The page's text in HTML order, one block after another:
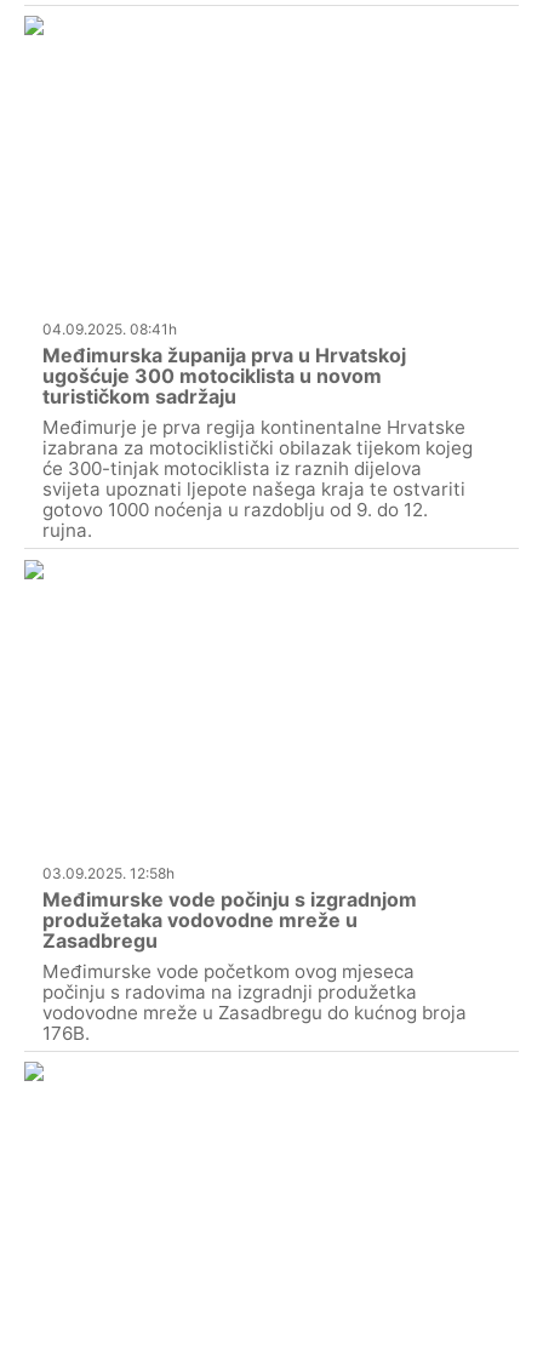
04.09.2025. 08:41h
Međimurska županija prva u Hrvatskoj
ugošćuje 300 motociklista u novom
turističkom sadržaju
Međimurje je prva regija kontinentalne Hrvatske
izabrana za motociklistički obilazak tijekom kojeg
će 300-tinjak motociklista iz raznih dijelova
svijeta upoznati ljepote našega kraja te ostvariti
gotovo 1000 noćenja u razdoblju od 9. do 12.
rujna.
03.09.2025. 12:58h
Međimurske vode počinju s izgradnjom
produžetaka vodovodne mreže u
Zasadbregu
Međimurske vode početkom ovog mjeseca
počinju s radovima na izgradnji produžetka
vodovodne mreže u Zasadbregu do kućnog broja
176B.